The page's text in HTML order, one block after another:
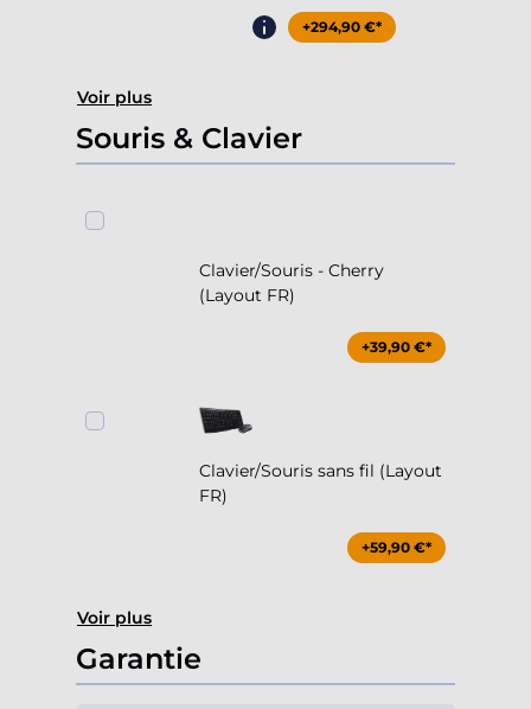
+294,90 €*
Voir plus
Souris & Clavier
Clavier/Souris - Cherry
(Layout FR)
+39,90 €*
Clavier/Souris sans fil (Layout
FR)
+59,90 €*
Voir plus
Garantie